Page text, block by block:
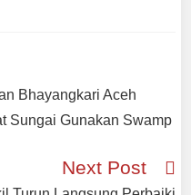
Bhayangkari Aceh
Sungai Gunakan Swamp
Next Post